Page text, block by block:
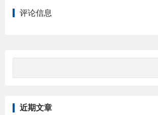
评论信息
近期文章